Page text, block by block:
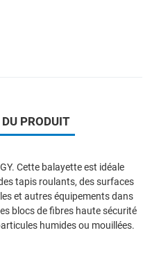
PRODUIT
Cette balayette est idéale
tapis roulants, des surfaces
et autres équipements dans
blocs de fibres haute sécurité
humides ou mouillées.